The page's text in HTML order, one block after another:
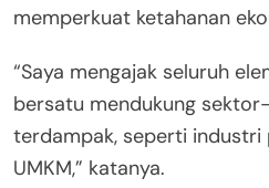
memperkuat ketahanan
“Saya mengajak seluruh
bersatu mendukung
terdampak, seperti industri
UMKM,” katanya.